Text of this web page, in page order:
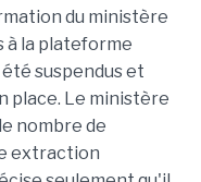
du ministère
à la plateforme
suspendus et
place. Le ministère
nombre de
extraction